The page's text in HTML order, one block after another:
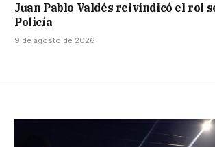
Juan Pablo Valdés reivindicó el rol
Policía
9 de agosto de 2026